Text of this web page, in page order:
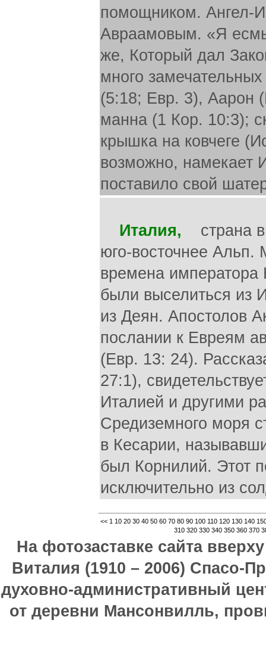
помощником. Ангел-
Авраамовым. «Я
же, Который дал
много
(5:18; Евр. 3), Аарон
манна (1 Кор. 10:3);
крышка на ковчеге
возможно, намекает
поставило свой
Италия, страна в
юго-восточнее Альп.
времена императора
были выселиться из
из Деян. Апостолов
послании к Евреям
(Евр. 13: 24).
27:1),
Италией и другими
Средиземного моря
в Кесарии,
был Корнилий. Этот
исключительно из
<< 1 10 20 30 40 50 60 70 80 90 100 110 120 130 140
310 320 330 340 350 360 370
На фотозаставке сайта
Виталия (1910 – 2006) Спасо-
духовно-административный
от деревни Мансонвилль,